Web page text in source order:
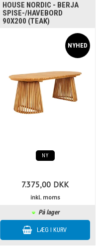
HOUSE NORDIC - BERJA
SPISE-/HAVEBORD
90X200 (TEAK)
NY
7.375,00 DKK
inkl. moms
På lager